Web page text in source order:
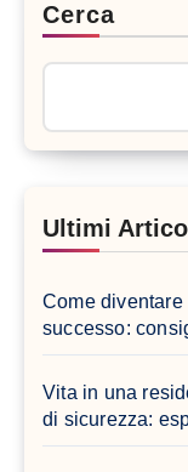
Cerca
Ultimi
Come diventare
successo:
Vita in una
di sicurezza: